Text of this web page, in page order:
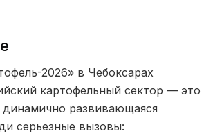
2026» в Чебоксарах
картофельный сектор — это
динамично развивающаяся
серьезные вызовы: